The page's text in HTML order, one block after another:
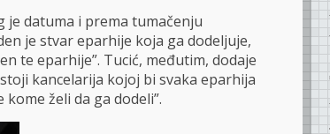
datuma i prema tumačenju
je stvar eparhije koja ga dodeljuje,
te eparhije”. Tucić, međutim, dodaje
kancelarija kojoj bi svaka eparhija
želi da ga dodeli”.